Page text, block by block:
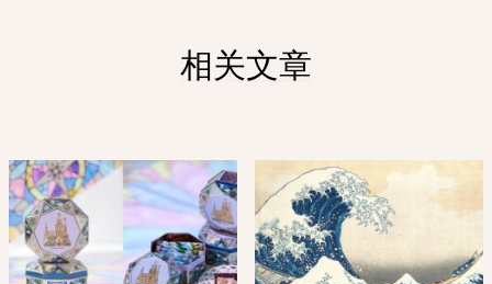
相关文章